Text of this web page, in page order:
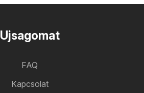
Ujsagomat
FAQ
Kapcsolat